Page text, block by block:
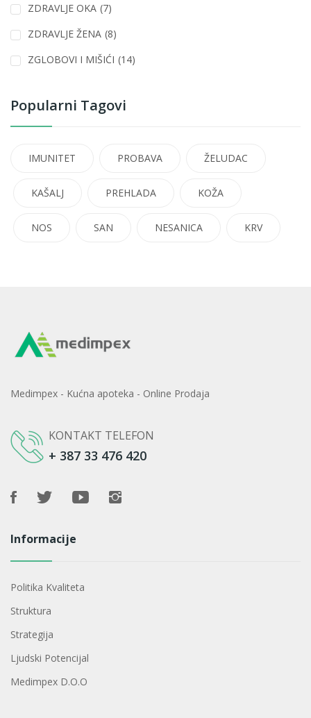
ZDRAVLJE OKA (7)
ZDRAVLJE ŽENA (8)
ZGLOBOVI I MIŠIĆI (14)
Popularni Tagovi
IMUNITET PROBAVA ŽELUDAC
KAŠALJ PREHLADA KOŽA
NOS SAN NESANICA KRV
Medimpex - Kućna apoteka - Online Prodaja
KONTAKT TELEFON
+ 387 33 476 420
Informacije
Politika Kvaliteta
Struktura
Strategija
Ljudski Potencijal
Medimpex D.o.o